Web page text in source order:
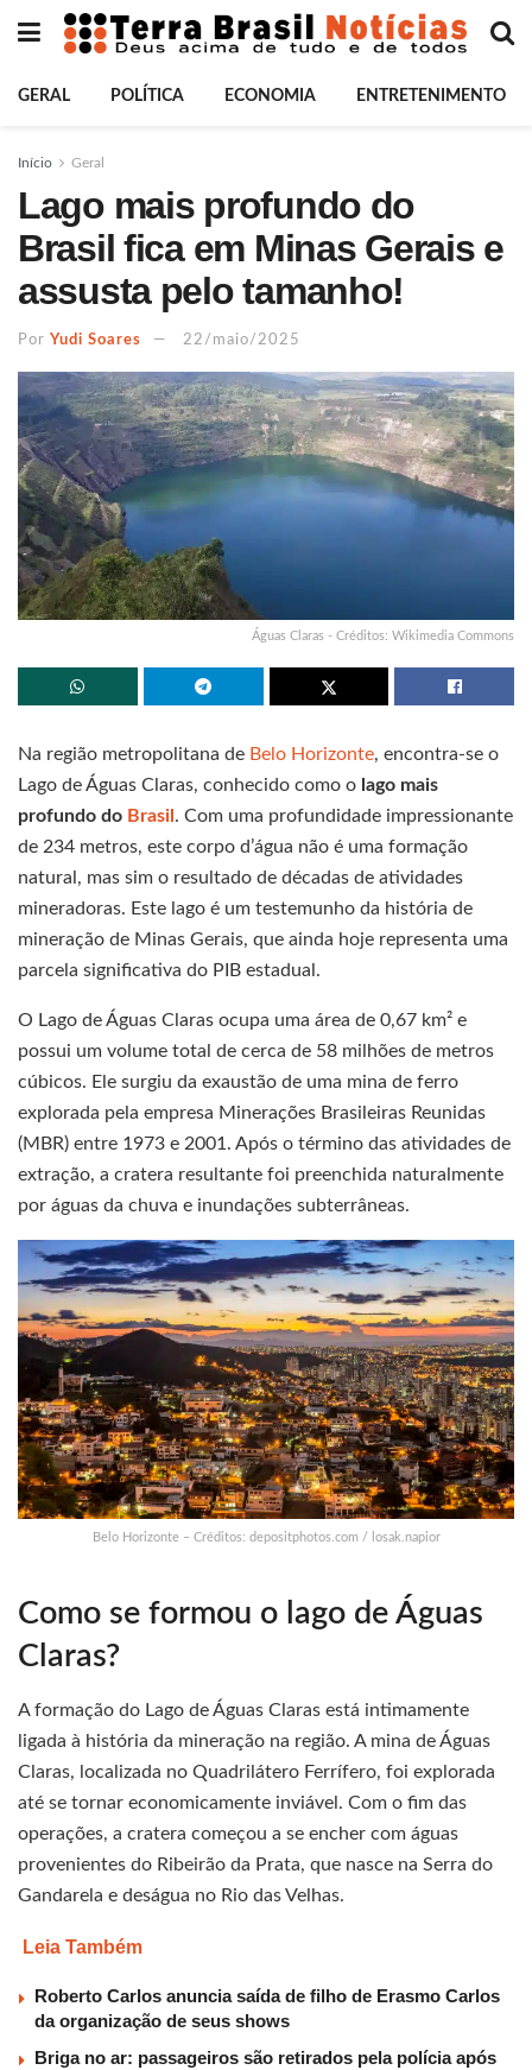
GERAL POLÍTICA ECONOMIA ENTRETENIMENTO
Início Geral
Lago mais profundo do
Brasil fica em Minas Gerais e
assusta pelo tamanho!
Por Yudi Soares 22/maio/2025
Águas Claras - Créditos: Wikimedia Commons
Na região metropolitana de Belo Horizonte, encontra-se o
Lago de Águas Claras, conhecido como o lago mais
profundo do Brasil . Com uma profundidade impressionante
de 234 metros, este corpo d’água não é uma formação
natural, mas sim o resultado de décadas de atividades
mineradoras. Este lago é um testemunho da história de
mineração de Minas Gerais, que ainda hoje representa uma
parcela significativa do PIB estadual.
O Lago de Águas Claras ocupa uma área de 0,67 km² e
possui um volume total de cerca de 58 milhões de metros
cúbicos. Ele surgiu da exaustão de uma mina de ferro
explorada pela empresa Minerações Brasileiras Reunidas
(MBR) entre 1973 e 2001. Após o término das atividades de
extração, a cratera resultante foi preenchida naturalmente
por águas da chuva e inundações subterrâneas.
Belo Horizonte – Créditos: depositphotos.com / losak.napior
Como se formou o lago de Águas
Claras?
A formação do Lago de Águas Claras está intimamente
ligada à história da mineração na região. A mina de Águas
Claras, localizada no Quadrilátero Ferrífero, foi explorada
até se tornar economicamente inviável. Com o fim das
operações, a cratera começou a se encher com águas
provenientes do Ribeirão da Prata, que nasce na Serra do
Gandarela e deságua no Rio das Velhas.
Leia Também
Roberto Carlos anuncia saída de filho de Erasmo Carlos
da organização de seus shows
Briga no ar: passageiros são retirados pela polícia após